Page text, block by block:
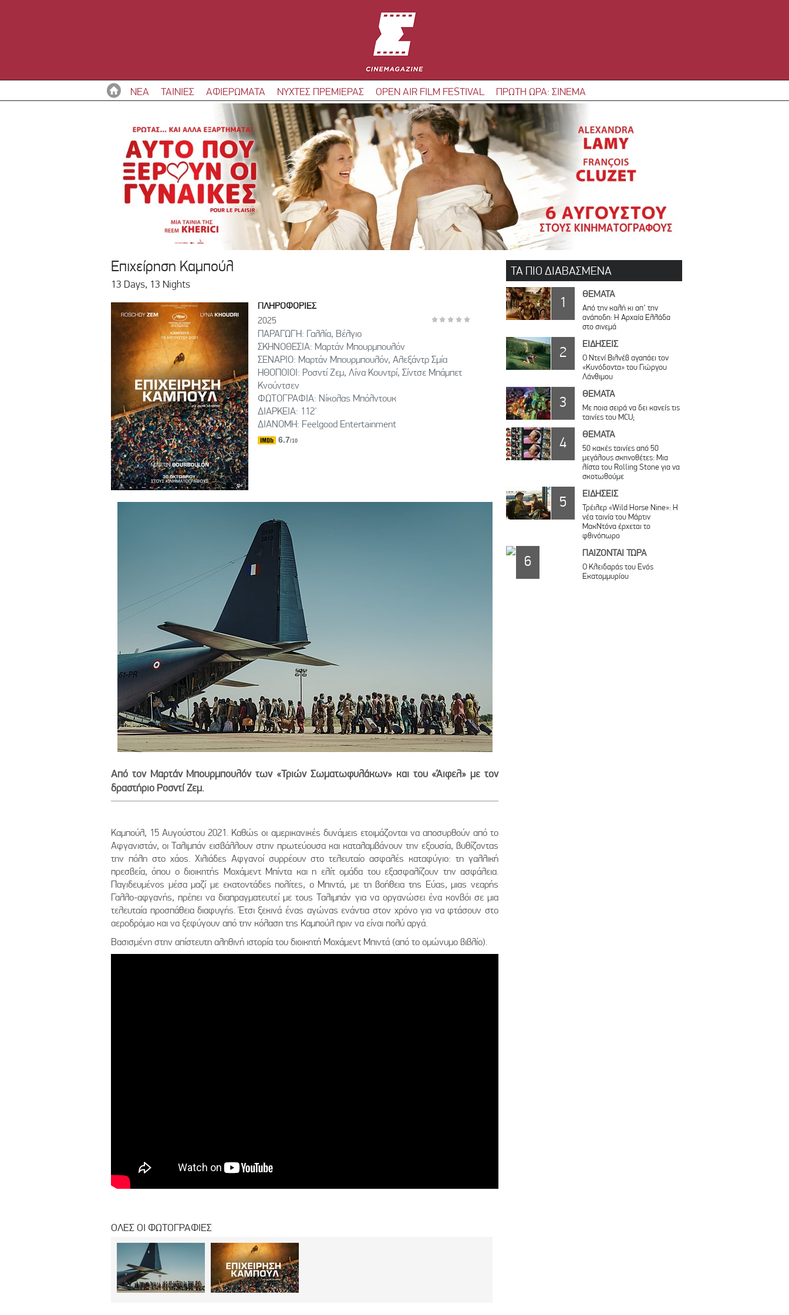
ΝΕΑ ΤΑΙΝΙΕΣ ΑΦΙΕΡΩΜΑΤΑ ΝΥΧΤΕΣ ΠΡΕΜΙΕΡΑΣ OPEN AIR FILM FESTIVAL ΠΡΩΤΗ ΩΡΑ: ΣΙΝΕΜΑ
Επιχείρηση Καμπούλ
13 Days, 13 Nights
ΠΛΗΡΟΦΟΡΙΕΣ
2025
ΠΑΡΑΓΩΓΗ: Γαλλία, Βέλγιο
ΣΚΗΝΟΘΕΣΙΑ: Μαρτάν Μπουρμπουλόν
ΣΕΝΑΡΙΟ: Μαρτάν Μπουρμπουλόν, Αλεξάντρ Σμία
ΗΘΟΠΟΙΟΙ: Ροσντί Ζεμ, Λίνα Κουντρί, Σίντσε Μπάμπετ
Κνούντσεν
ΦΩΤΟΓΡΑΦΙΑ: Νίκολας Μπόλντουκ
ΔΙΑΡΚΕΙΑ: 112'
ΔΙΑΝΟΜΗ: Feelgood Entertainment
6.7/10
Από τον Μαρτάν Μπουρμπουλόν των «Τριών Σωματωφυλάκων» και του «Άιφελ» με τον
δραστήριο Ροσντί Ζεμ.
Καμπούλ, 15 Αυγούστου 2021. Καθώς οι αμερικανικές δυνάμεις ετοιμάζονται να αποσυρθούν από το
Αφγανιστάν, οι Ταλιμπάν εισβάλλουν στην πρωτεύουσα και καταλαμβάνουν την εξουσία, βυθίζοντας
την πόλη στο χάος. Χιλιάδες Αφγανοί συρρέουν στο τελευταίο ασφαλές καταφύγιο: τη γαλλική
πρεσβεία, όπου ο διοικητής Μοχάμεντ Μπίντα και η ελίτ ομάδα του εξασφαλίζουν την ασφάλεια.
Παγιδευμένος μέσα μαζί με εκατοντάδες πολίτες, ο Μπιντά, με τη βοήθεια της Εύας, μιας νεαρής
Γαλλο-αφγανής, πρέπει να διαπραγματευτεί με τους Ταλιμπάν για να οργανώσει ένα κονβόι σε μια
τελευταία προσπάθεια διαφυγής. Έτσι ξεκινά ένας αγώνας ενάντια στον χρόνο για να φτάσουν στο
αεροδρόμιο και να ξεφύγουν από την κόλαση της Καμπούλ πριν να είναι πολύ αργά.
Βασισμένη στην απίστευτη αληθινή ιστορία του διοικητή Μοχάμεντ Μπιντά (από το ομώνυμο βιβλίο).
ΟΛΕΣ ΟΙ ΦΩΤΟΓΡΑΦΙΕΣ
ΤΑ ΠΙΟ ΔΙΑΒΑΣΜΕΝΑ
1 ΘΕΜΑΤΑ
Από την καλή κι απ’ την
ανάποδη: Η Αρχαία Ελλάδα
στο σινεμά
2 ΕΙΔΗΣΕΙΣ
Ο Ντενί Βιλνέβ αγαπάει τον
«Κυνόδοντα» του Γιώργου
Λάνθιμου
3 ΘΕΜΑΤΑ
Με ποια σειρά να δει κανείς τις
ταινίες του MCU;
4 ΘΕΜΑΤΑ
50 κακές ταινίες από 50
μεγάλους σκηνοθέτες: Μια
λίστα του Rolling Stone για να
σκοτωθούμε
5 ΕΙΔΗΣΕΙΣ
Τρέιλερ «Wild Horse Nine»: Η
νέα ταινία του Μάρτιν
ΜακΝτόνα έρχεται το
φθινόπωρο
6 ΠΑΙΖΟΝΤΑΙ ΤΩΡΑ
Ο Κλειδαράς του Ενός
Εκατομμυρίου